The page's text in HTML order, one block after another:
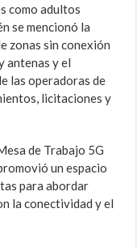
como adultos
se mencionó la
zonas sin conexión
antenas y el
las operadoras de
licitaciones y
de Trabajo 5G
un espacio
para abordar
la conectividad y el